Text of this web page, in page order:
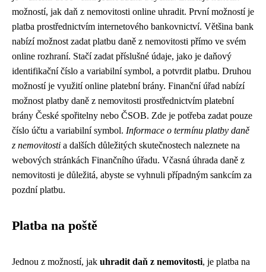
možností, jak daň z nemovitosti online uhradit. První možností je
platba prostřednictvím internetového bankovnictví. Většina bank
nabízí možnost zadat platbu daně z nemovitosti přímo ve svém
online rozhraní. Stačí zadat příslušné údaje, jako je daňový
identifikační číslo a variabilní symbol, a potvrdit platbu. Druhou
možností je využití online platební brány. Finanční úřad nabízí
možnost platby daně z nemovitosti prostřednictvím platební
brány České spořitelny nebo ČSOB. Zde je potřeba zadat pouze
číslo účtu a variabilní symbol. Informace o termínu platby daně
z nemovitosti a dalších důležitých skutečnostech naleznete na
webových stránkách Finančního úřadu. Včasná úhrada daně z
nemovitosti je důležitá, abyste se vyhnuli případným sankcím za
pozdní platbu.
Platba na poště
Jednou z možností, jak uhradit daň z nemovitosti, je platba na